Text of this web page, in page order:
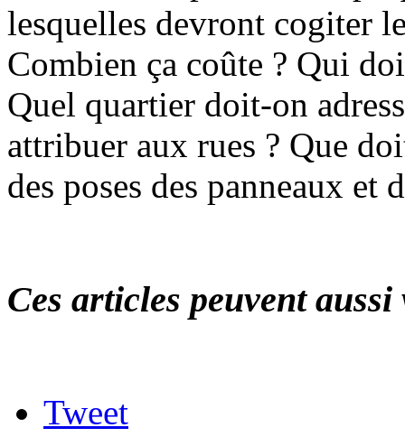
lesquelles devront cogiter
Combien ça coûte ? Qui
Quel quartier doit-on
attribuer aux rues ? Que
des poses des panneaux et
Ces articles peuvent
Tweet